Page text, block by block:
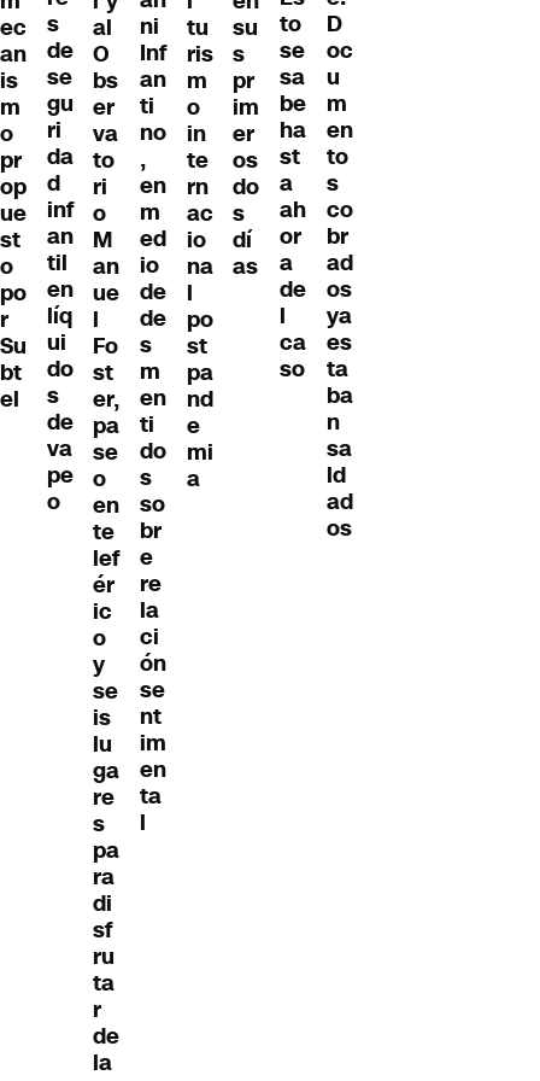
ec
an
is
m
o
pr
op
ue
st
o
po
r
Su
bt
el
s
de
se
gu
ri
da
d
inf
an
til
en
líq
ui
do
s
de
va
pe
o
al
O
bs
er
va
to
ri
o
M
an
ue
l
Fo
st
er,
pa
se
o
en
te
lef
ér
ic
o
y
se
is
lu
ga
re
s
pa
ra
di
sf
ru
ta
r
de
la
ni
Inf
an
ti
no
,
en
m
ed
io
de
de
s
m
en
ti
do
s
so
br
e
re
la
ci
ón
se
nt
im
en
ta
l
tu
ris
m
o
in
te
rn
ac
io
na
l
po
st
pa
nd
e
mi
a
su
s
pr
im
er
os
do
s
dí
as
to
se
sa
be
ha
st
a
ah
or
a
de
l
ca
so
D
oc
u
m
en
to
s
co
br
ad
os
ya
es
ta
ba
n
sa
ld
ad
os